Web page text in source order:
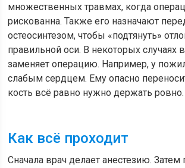
множественных травмах, когда
рискованна. Также его назначают
остеосинтезом, чтобы «подтянуть»
правильной оси. В некоторых случаях
заменяет операцию. Например, у
слабым сердцем. Ему опасно
кость всё равно нужно держать ровно.
Как всё проходит
Сначала врач делает анестезию. Затем